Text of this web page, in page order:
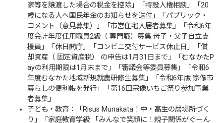
家等を譲渡した場合の税金を控除」「特設人権相談」「20
歳になる人へ国民年金のお知らせを送付」「パブリック・
コメント（意見募集）」「市営住宅入居者募集」「令和6年
度会計年度任用職員2級（ 専門職）募集 母子・父子自立支
援員」「休日開庁」「コンビニ交付サービス休止日」「償
却資産（ 固定資産税） の申告は1月31日まで」「むなかたP
ayの利用期限は1月末まで」「審議会等委員募集」「令和6
年度むなかた地域新規就農研修生募集」「令和6年版 宗像市
暮らしの便利帳を発行」「第16回宗像いちご祭り参加事業
者募集」
子ども・教育：「Risus Munakata！中・高生の居場所づく
り」「家庭教育学級 「みんなで笑顔に！親子関係がぐーん